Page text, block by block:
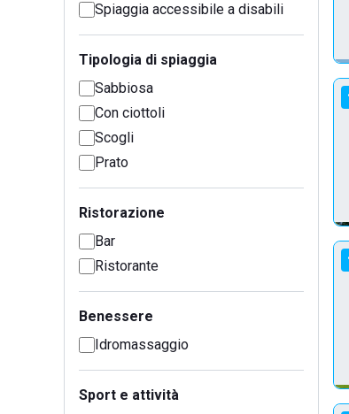
Spiaggia accessibile a disabili
Tipologia di spiaggia
Sabbiosa
Con ciottoli
Scogli
Prato
Ristorazione
Bar
Ristorante
Benessere
Idromassaggio
Sport e attività